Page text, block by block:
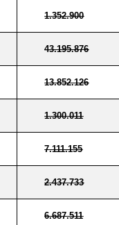
1.352.900
43.195.876
13.852.126
1.300.011
7.111.155
2.437.733
6.687.511